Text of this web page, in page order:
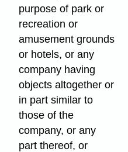
purpose of park or
recreation or
amusement grounds
or hotels, or any
company having
objects altogether or
in part similar to
those of the
company, or any
part thereof, or